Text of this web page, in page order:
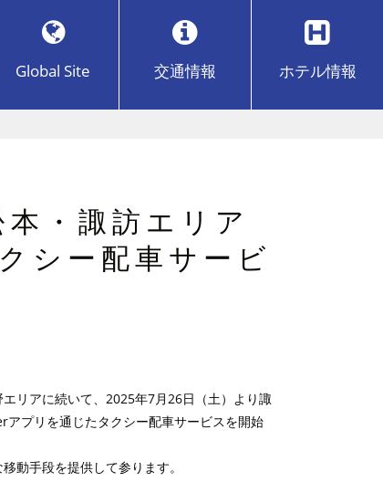
Global Site 交通情報 ホテル情報
・諏訪エリア
シー配車サービ
リアに続いて、2025年7月26日（土）より諏
プリを通じたタクシー配車サービスを開始
動手段を提供して参ります。